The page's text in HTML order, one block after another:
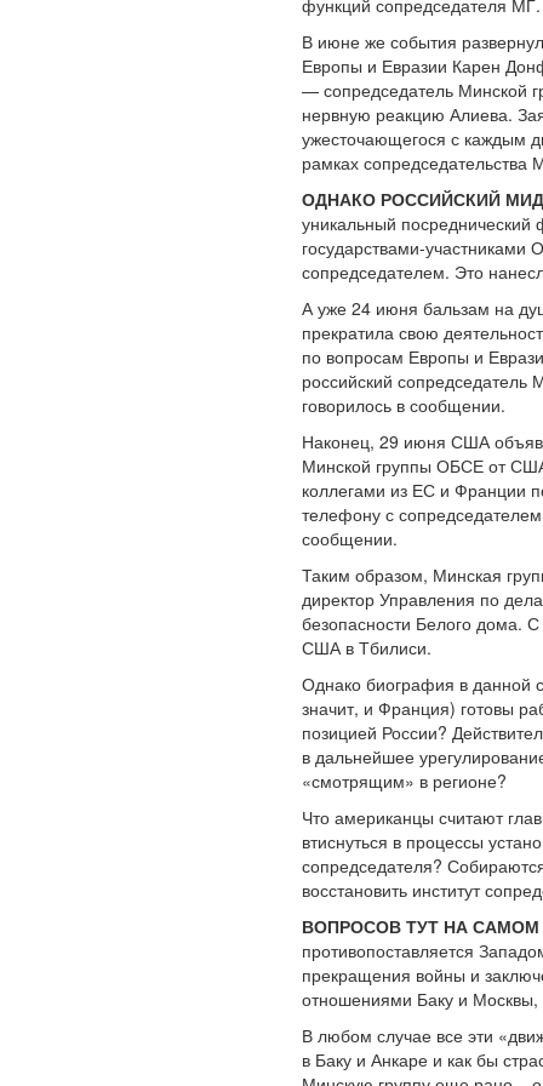
функций сопредседателя МГ.
В июне же события
Европы и Евразии Карен
— сопредседатель Минской
нервную реакцию Алиева.
ужесточающегося с каждым
рамках сопредседательства
ОДНАКО РОССИЙСКИЙ
уникальный
государствами-участниками
сопредседателем. Это
А уже 24 июня бальзам на
прекратила свою
по вопросам Европы и
российский
говорилось в сообщении.
Наконец, 29 июня США
Минской группы ОБСЕ от
коллегами из ЕС и Франции
телефону с
сообщении.
Таким образом, Минская
директор Управления по
безопасности Белого дома.
США в Тбилиси.
Однако биография в данной
значит, и Франция) готовы
позицией России?
в дальнейшее
«смотрящим» в регионе?
Что американцы считают
втиснуться в процессы
сопредседателя?
восстановить институт
ВОПРОСОВ ТУТ НА
противопоставляется
прекращения войны и
отношениями Баку и Москвы,
В любом случае все эти
в Баку и Анкаре и как бы